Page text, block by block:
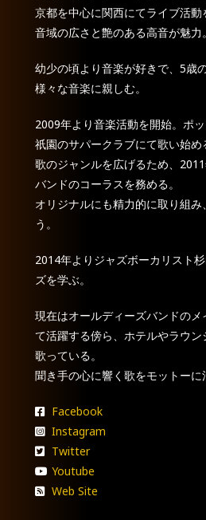
京都を中心に関西にてライブ活動
音域の広さと艶のある高音が魅力。
幼少の頃より音楽が好きで、5歳
様々な音楽に親しむ。
2009年より音楽活動を開始。ポ
祇園のサパークラブにて歌い始め
歌のジャンルを広げるため、
バンドのコーラスを務める。
オリジナルにも精力的に取り組
う。
2014年よりジャズボーカリスト
ズを学ぶ。
現在はオールディーズバンドの
て活躍する傍ら、ホテルやラウ
歌っている。
聞き手の心に響く歌をモットーに
Facebook
Instagram
Twitter
Youtube
Web Site